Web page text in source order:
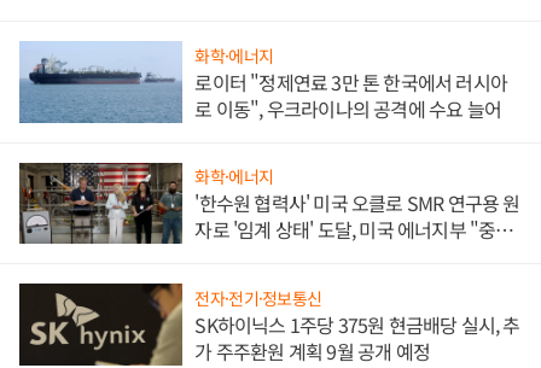
화학·에너지
로이터 "정제연료 3만 톤 한국에서 러시아
로 이동", 우크라이나의 공격에 수요 늘어
화학·에너지
'한수원 협력사' 미국 오클로 SMR 연구용 원
자로 '임계 상태' 도달, 미국 에너지부 "중요
전자·전기·정보통신
SK하이닉스 1주당 375원 현금배당 실시, 추
가 주주환원 계획 9월 공개 예정